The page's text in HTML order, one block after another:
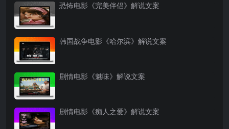
恐怖电影《完美伴侣》解说文案
韩国战争电影《哈尔滨》解说文案
剧情电影《魅味》解说文案
剧情电影《痴人之爱》解说文案